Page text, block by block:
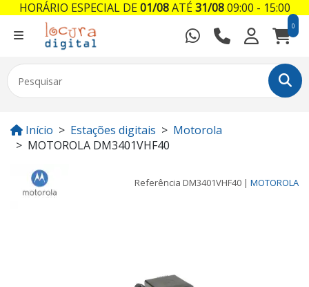
0
Início Estações digitais
Motorola
MOTOROLA DM3401VHF40
Referência DM3401VHF40 | MOTOROLA
HORÁRIO ESPECIAL DE01/08ATÉ31/0809:00 - 15:00